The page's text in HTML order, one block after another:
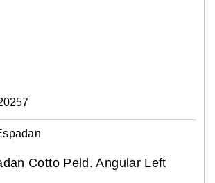
Cotto Peld. Angular Left